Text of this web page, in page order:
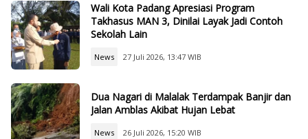
Wali Kota Padang Apresiasi Program
Takhasus MAN 3, Dinilai Layak Jadi Contoh
Sekolah Lain
News 27 Juli 2026, 13:47 WIB
Dua Nagari di Malalak Terdampak Banjir dan
Jalan Amblas Akibat Hujan Lebat
News 26 Juli 2026, 15:20 WIB